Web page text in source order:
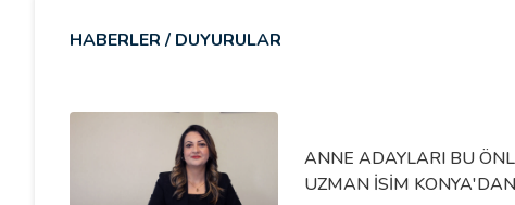
HABERLER / DUYURULAR
ANNE ADAYLARI BU
UZMAN İSİM